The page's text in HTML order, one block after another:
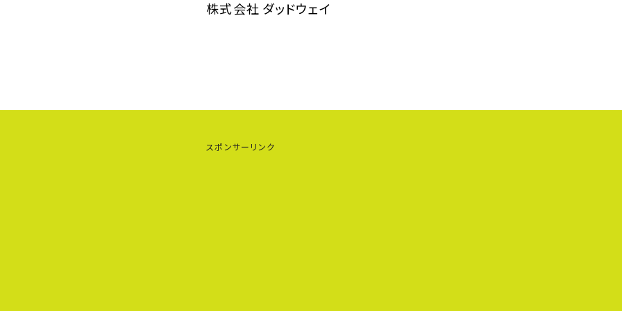
株式会社 ダッドウェイ
スポンサーリンク